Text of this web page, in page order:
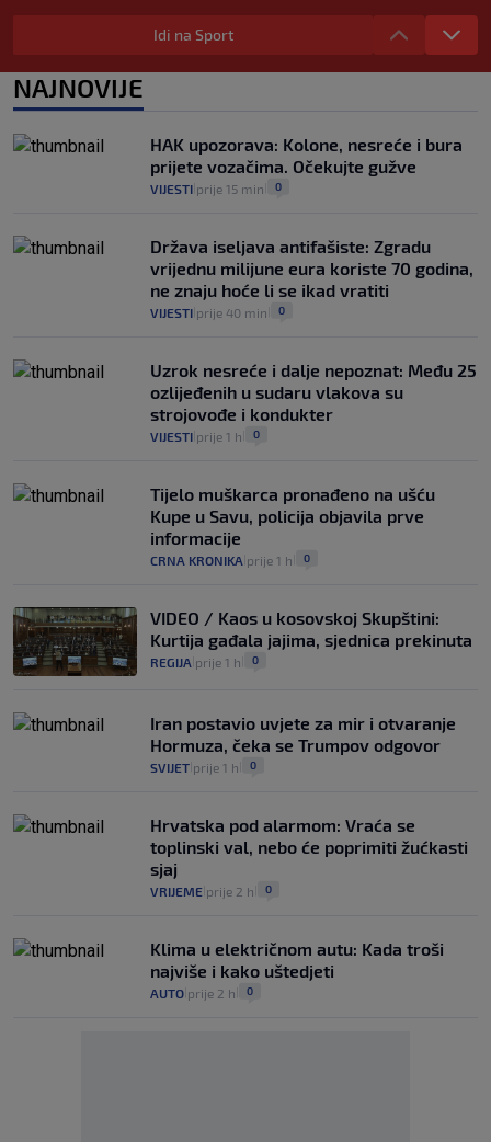
Selidba je jedno od stresnijih iskustava.
Evo aktualnih cijena i nekoliko savjeta
0
automobilom na Hvar iz Zagreba, a
koliko iz Osijeka
VIJESTI 14
Idi na Sport
NAJNOVIJE
HAK upozorava: Kolone, nesreće i bura
prijete vozačima. Očekujte gužve
VIJESTI prije 15 min 0
Država iseljava antifašiste: Zgradu
vrijednu milijune eura koriste 70 godina,
ne znaju hoće li se ikad vratiti
VIJESTI prije 40 min 0
Uzrok nesreće i dalje nepoznat: Među 25
ozlijeđenih u sudaru vlakova su
strojovođe i kondukter
VIJESTI prije 1 h 0
Tijelo muškarca pronađeno na ušću
Kupe u Savu, policija objavila prve
informacije
CRNA KRONIKA prije 1 h 0
VIDEO / Kaos u kosovskoj Skupštini:
Kurtija gađala jajima, sjednica prekinuta
REGIJA prije 1 h 0
Iran postavio uvjete za mir i otvaranje
Hormuza, čeka se Trumpov odgovor
SVIJET prije 1 h 0
Hrvatska pod alarmom: Vraća se
toplinski val, nebo će poprimiti žućkasti
sjaj
VRIJEME prije 2 h 0
Klima u električnom autu: Kada troši
najviše i kako uštedjeti
AUTO prije 2 h 0